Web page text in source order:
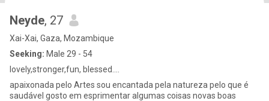
Neyde, 27
Xai-Xai, Gaza, Mozambique
Seeking: Male 29 - 54
lovely,stronger,fun, blessed....
apaixonada pelo Artes sou encantada pela natureza pelo que é
saudável gosto em esprimentar algumas coisas novas boas